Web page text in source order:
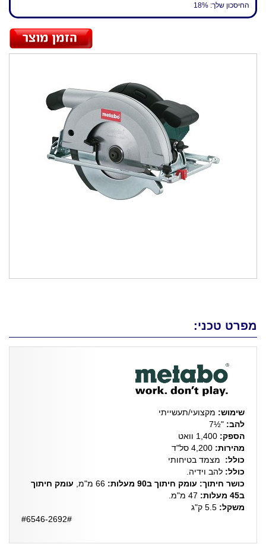
החיסכון שלך: 18%
מפרט טכני:
שימוש: מקצועי/תעשייתי
להב: "
½7
הספק: 1,400 וואט
מהירות: 4,200 סל"ד
כולל:
מצמד בטיחותי
כולל: להב וידיה.
כושר חיתוך: עומק חיתוך ב90 מעלות:
66 מ"מ,
עומק חיתוך
ב45 מעלות:
47 מ"מ.
משקל: 5.5 ק"ג
#6546-2692#